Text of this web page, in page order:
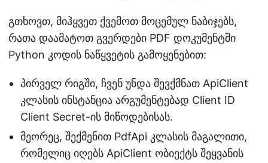
გთხოვთ, მიჰყვეთ ქვემოთ მოცემულ ნაბიჯებს,
რათა დაამატოთ გვერდები PDF დოკუმენტში
Python კოდის ნაწყვეტის გამოყენებით:
პირველ რიგში, ჩვენ უნდა შევქმნათ ApiClient
კლასის ინსტანცია არგუმენტებად Client ID
Client Secret-ის მიწოდებისას.
მეორეც, შექმენით PdfApi კლასის მაგალითი,
რომელიც იღებს ApiClient ობიექტს შეყვანის